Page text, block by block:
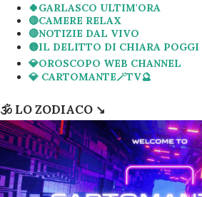
🍀GARLASCO ULTIM'ORA
🔴CAMERE RELAX
🔴NOTIZIE DAL VIVO
🟡IL DELITTO DI CHIARA POGGI
💎OROSCOPO WEB CHANNEL
💎 CARTOMANTE🪄TV🔮
🕉 LO ZODIACO ↘️